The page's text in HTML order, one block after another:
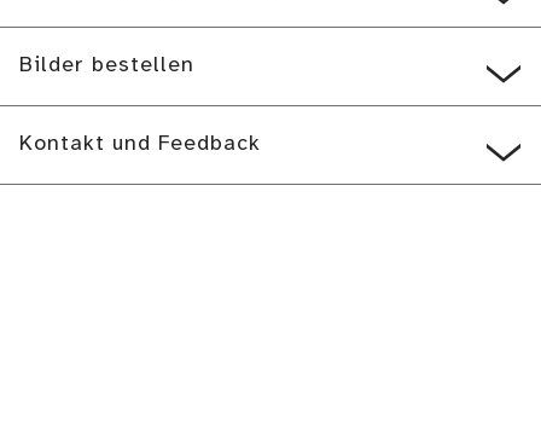
Bilder bestellen
Kontakt und Feedback